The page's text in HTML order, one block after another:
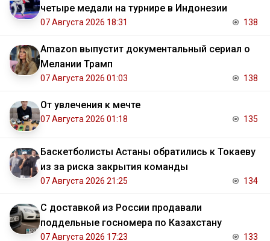
четыре медали на турнире в Индонезии
07 Августа 2026 18:31 138
Amazon выпустит документальный сериал о
Мелании Трамп
07 Августа 2026 01:03 138
От увлечения к мечте
07 Августа 2026 01:18 135
Баскетболисты Астаны обратились к Токаеву
из за риска закрытия команды
07 Августа 2026 21:25 134
С доставкой из России продавали
поддельные госномера по Казахстану
07 Августа 2026 17:23 133